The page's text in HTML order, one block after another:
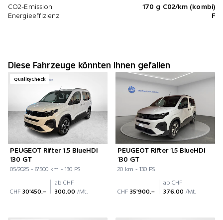
CO2-Emission
170 g C02/km (kombi)
Energieeffizienz
F
Diese Fahrzeuge könnten Ihnen gefallen
QualityCheck
PEUGEOT Rifter 1.5 BlueHDi
130 GT
05/2025 - 6'500 km - 130 PS
CHF 30'450.–
ab CHF
300.00 /Mt.
PEUGEOT Rifter 1.5 BlueHDi
130 GT
20 km - 130 PS
CHF 35'900.–
ab CHF
376.00 /Mt.